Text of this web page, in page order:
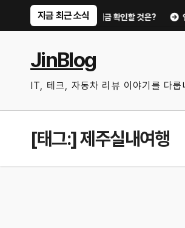
지금 최근 소식
디지털 키까지, 지금 확인할 것은? 연비 30%
JinBlog
IT, 테크, 자동차 리뷰 이야기를 다룹
[태그:]제주실내여행